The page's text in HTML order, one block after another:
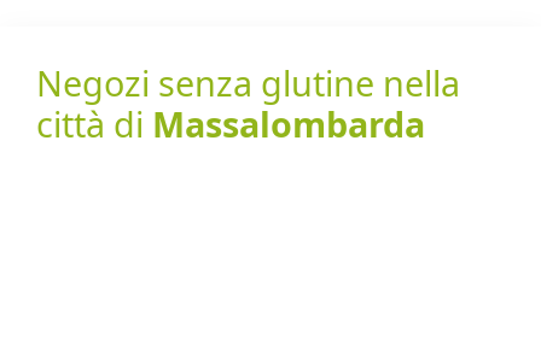
Negozi senza glutine nella
città di Massalombarda